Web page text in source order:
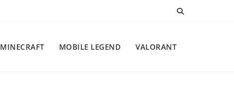
MINECRAFT MOBILE LEGEND VALORANT